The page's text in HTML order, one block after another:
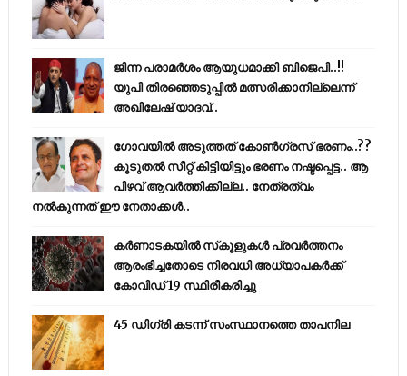
ജിന്ന പരാമര്‍ശം ആയുധമാക്കി ബിജെപി..!!
യുപി തിരഞ്ഞെടുപ്പില്‍ മത്സരിക്കാനില്ലെന്ന്
അഖിലേഷ് യാദവ്..
ഗോവയിൽ അടുത്തത് കോൺഗ്രസ് ഭരണം..??
കൂടുതൽ സീറ്റ് കിട്ടിയിട്ടും ഭരണം നഷ്ടപ്പെട്ട.. ആ
പിഴവ് ആവർത്തിക്കില്ല.. നേത്രത്വം
നൽകുന്നത് ഈ നേതാക്കൾ..
കര്‍ണാടകയില്‍ സ്‌കൂളുകള്‍ പ്രവര്‍ത്തനം
ആരംഭിച്ചതോടെ നിരവധി അധ്യാപകര്‍ക്ക്
കോവിഡ് 19 സ്ഥിരീകരിച്ചു
45 ഡിഗ്രി കടന്ന് സംസ്ഥാനത്തെ താപനില